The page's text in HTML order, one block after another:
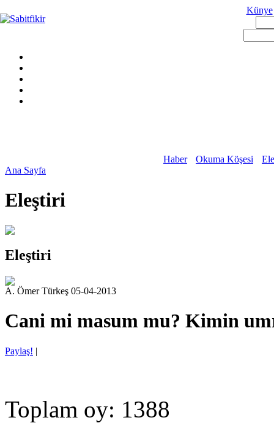
Künye
Haber Okuma Köşesi
Ana Sayfa
Eleştiri
Eleştiri
A. Ömer Türkeş 05-04-2013
Cani mi masum mu? Kimin
Paylaş! |
Toplam oy: 1388